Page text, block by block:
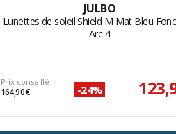
JULBO
Lunettes de soleil Shield M Mat Bleu
Arc 4
Prix conseillé
164,90 € -24%